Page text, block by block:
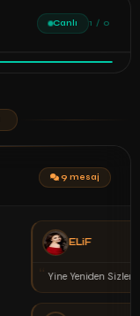
Canlı 1 / 0
9 mesaj
02 Şubat 00:37